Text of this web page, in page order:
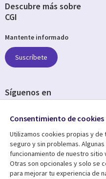
Centro de Recursos
Library
Artículos
Descubre más sobre
CGI
Mantente informado
Suscríbete
Síguenos en
Media
SPAIN
Consentimiento de cookies
Utilizamos cookies propias y
seguro y sin problemas.
funcionamiento de nuestro
Otras son opcionales y solo se
para mejorar tu experiencia de